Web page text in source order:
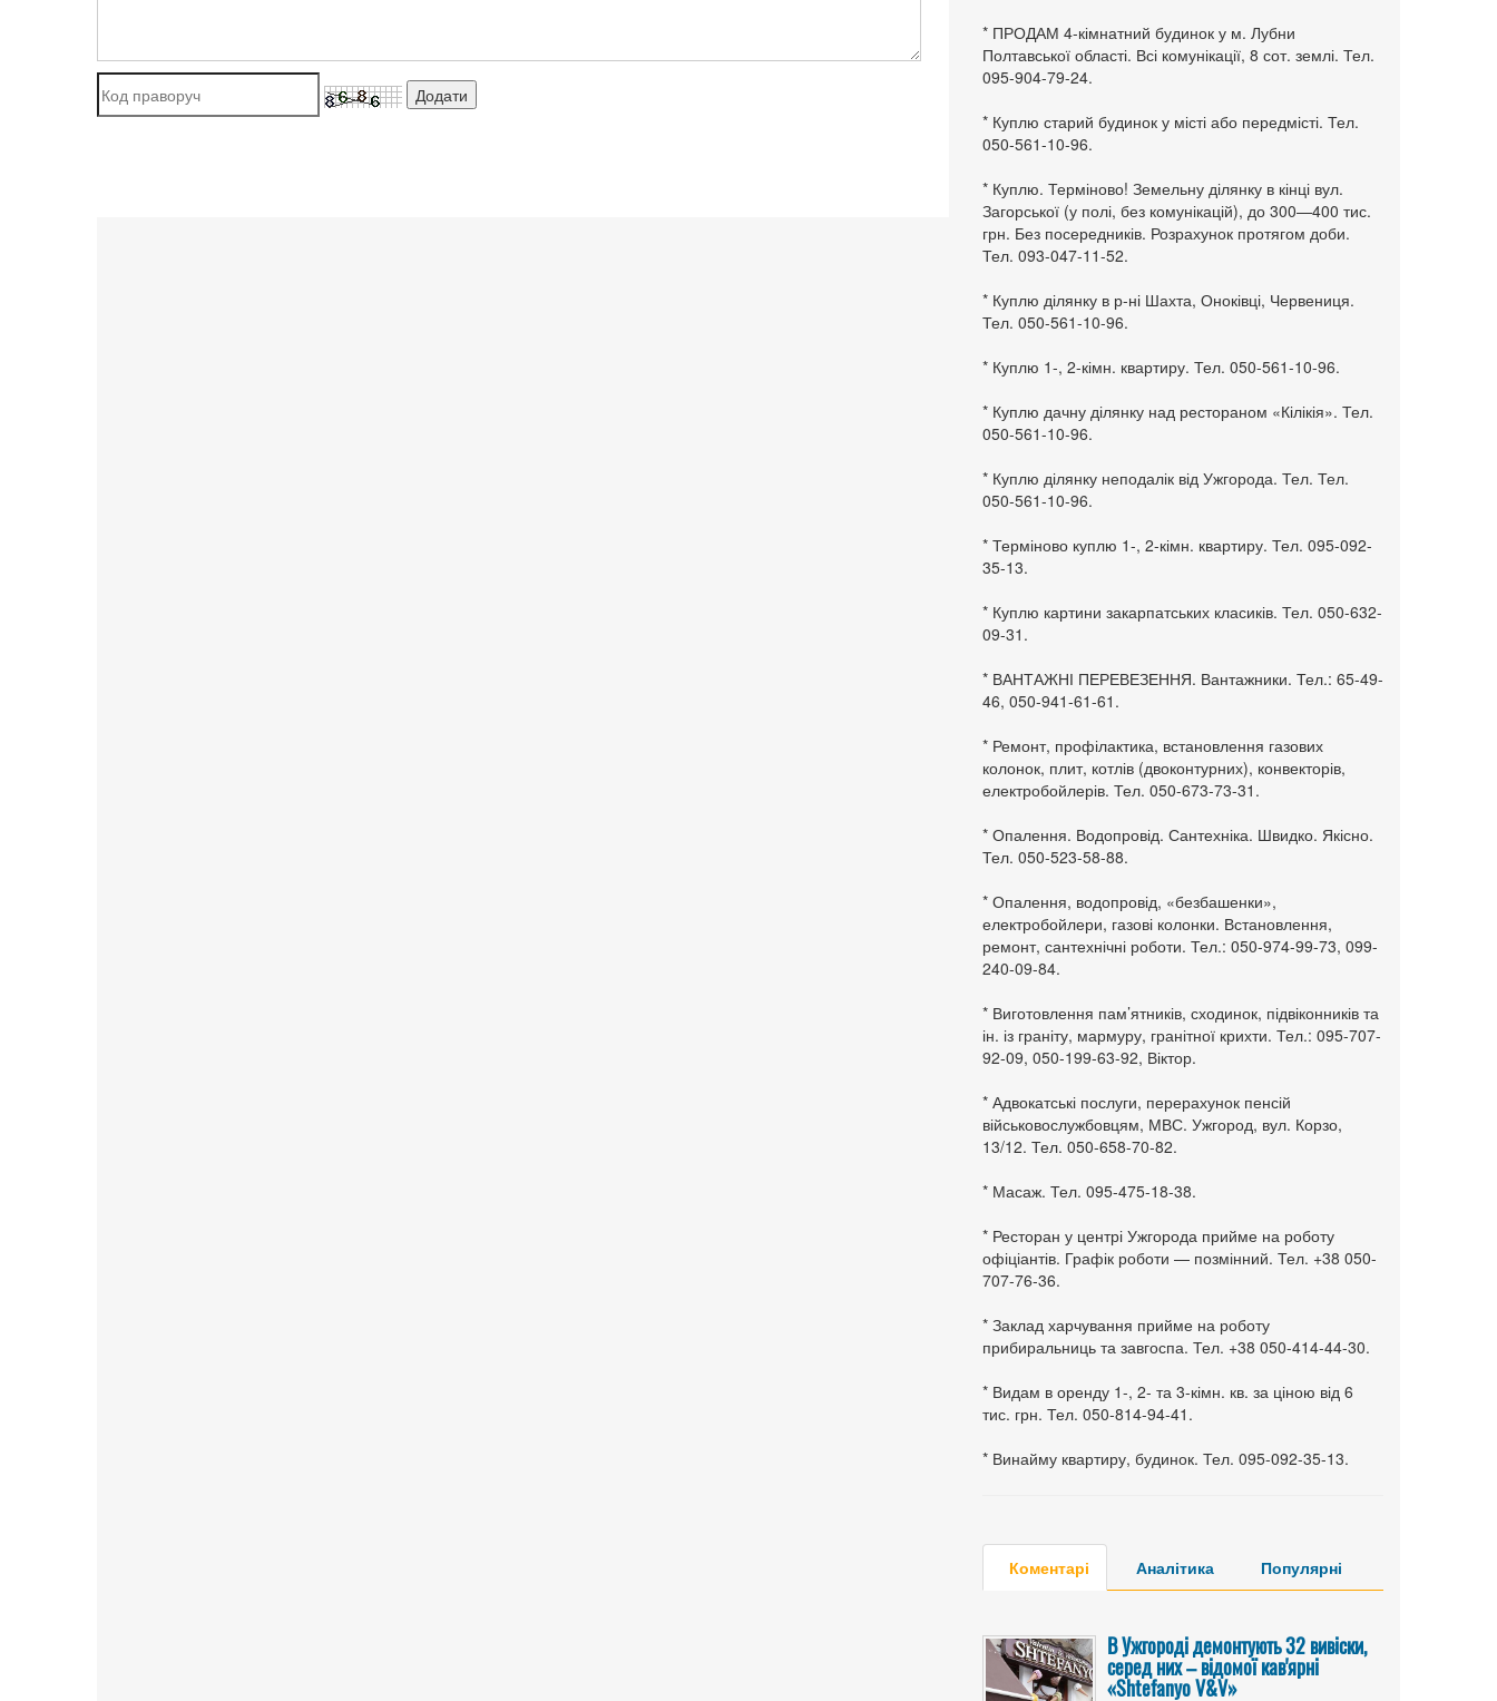
* ПРОДАМ 4-кімнатний будинок у м. Лубни
Полтавської області. Всі комунікації, 8 сот. землі. Тел.
095-904-79-24.
* Куплю старий будинок у місті або передмісті. Тел.
050-561-10-96.
* Куплю. Терміново! Земельну ділянку в кінці вул.
Загорської (у полі, без комунікацій), до 300—400 тис.
грн. Без посередників. Розрахунок протягом доби.
Тел. 093-047-11-52.
* Куплю ділянку в р-ні Шахта, Оноківці, Червениця.
Тел. 050-561-10-96.
* Куплю 1-, 2-кімн. квартиру. Тел. 050-561-10-96.
* Куплю дачну ділянку над рестораном «Кілікія». Тел.
050-561-10-96.
* Куплю ділянку неподалік від Ужгорода. Тел. Тел.
050-561-10-96.
* Терміново куплю 1-, 2-кімн. квартиру. Тел. 095-092-
35-13.
* Куплю картини закарпатських класиків. Тел. 050-632-
09-31.
* ВАНТАЖНІ ПЕРЕВЕЗЕННЯ. Вантажники. Тел.: 65-49-
46, 050-941-61-61.
* Ремонт, профілактика, встановлення газових
колонок, плит, котлів (двоконтурних), конвекторів,
електробойлерів. Тел. 050-673-73-31.
* Опалення. Водопровід. Сантехніка. Швидко. Якісно.
Тел. 050-523-58-88.
* Опалення, водопровід, «безбашенки»,
електробойлери, газові колонки. Встановлення,
ремонт, сантехнічні роботи. Тел.: 050-974-99-73, 099-
240-09-84.
* Виготовлення пам’ятників, сходинок, підвіконників та
ін. із граніту, мармуру, гранітної крихти. Тел.: 095-707-
92-09, 050-199-63-92, Віктор.
* Адвокатські послуги, перерахунок пенсій
військовослужбовцям, МВС. Ужгород, вул. Корзо,
13/12. Тел. 050-658-70-82.
* Масаж. Тел. 095-475-18-38.
* Ресторан у центрі Ужгорода прийме на роботу
офіціантів. Графік роботи — позмінний. Тел. +38 050-
707-76-36.
* Заклад харчування прийме на роботу
прибиральниць та завгоспа. Тел. +38 050-414-44-30.
* Видам в оренду 1-, 2- та 3-кімн. кв. за ціною від 6
тис. грн. Тел. 050-814-94-41.
* Винайму квартиру, будинок. Тел. 095-092-35-13.
Коментарі Аналітика Популярні
В Ужгороді демонтують 32 вивіски,
серед них – відомої кав'ярні
«Shtefanyo V&V»